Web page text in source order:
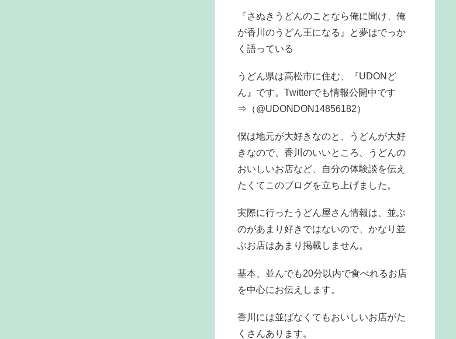
『さぬきうどんのことなら俺に聞け、俺
が香川のうどん王になる』と夢はでっか
く語っている
うどん県は高松市に住む、『UDONど
ん』です。Twitterでも情報公開中です
⇒（@UDONDON14856182）
僕は地元が大好きなのと、うどんが大好
きなので、香川のいいところ、うどんの
おいしいお店など、自分の体験談を伝え
たくてこのブログを立ち上げました。
実際に行ったうどん屋さん情報は、並ぶ
のがあまり好きではないので、かなり並
ぶお店はあまり掲載しません。
基本、並んでも20分以内で食べれるお店
を中心にお伝えします。
香川には並ばなくてもおいしいお店がた
くさんあります。